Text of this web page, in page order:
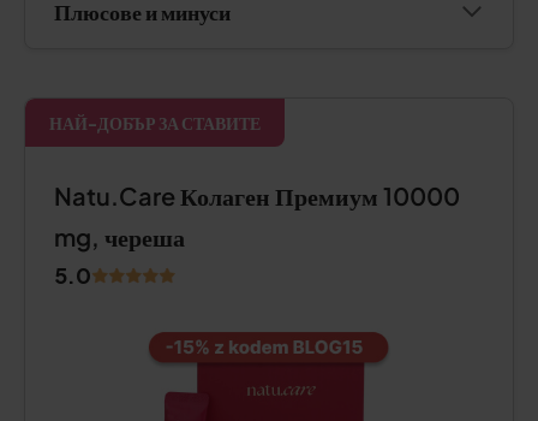
Плюсове и минуси
НАЙ-ДОБЪР ЗА СТАВИТЕ
Natu.Care Колаген Премиум 10000
mg, череша
5.0